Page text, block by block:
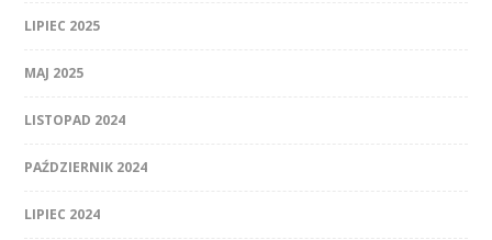
LIPIEC 2025
MAJ 2025
LISTOPAD 2024
PAŹDZIERNIK 2024
LIPIEC 2024